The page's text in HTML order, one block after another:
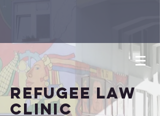
RefugeeLaw
Clinic